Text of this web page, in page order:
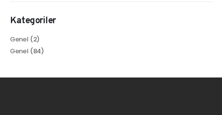
Kategoriler
Genel (2)
Genel (84)